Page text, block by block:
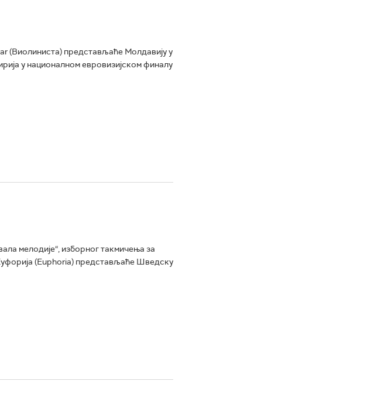
(Виолиниста) представљаће Молдавију у
у националном евровизијском финалу
мелодије“, изборног такмичења за
(Euphoria) представљаће Шведску